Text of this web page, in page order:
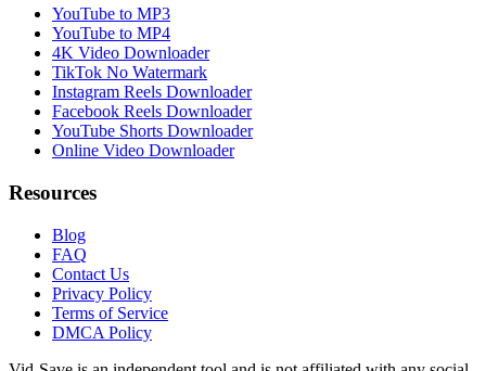
YouTube to MP3
YouTube to MP4
4K Video Downloader
TikTok No Watermark
Instagram Reels Downloader
Facebook Reels Downloader
YouTube Shorts Downloader
Online Video Downloader
Resources
Blog
FAQ
Contact Us
Privacy Policy
Terms of Service
DMCA Policy